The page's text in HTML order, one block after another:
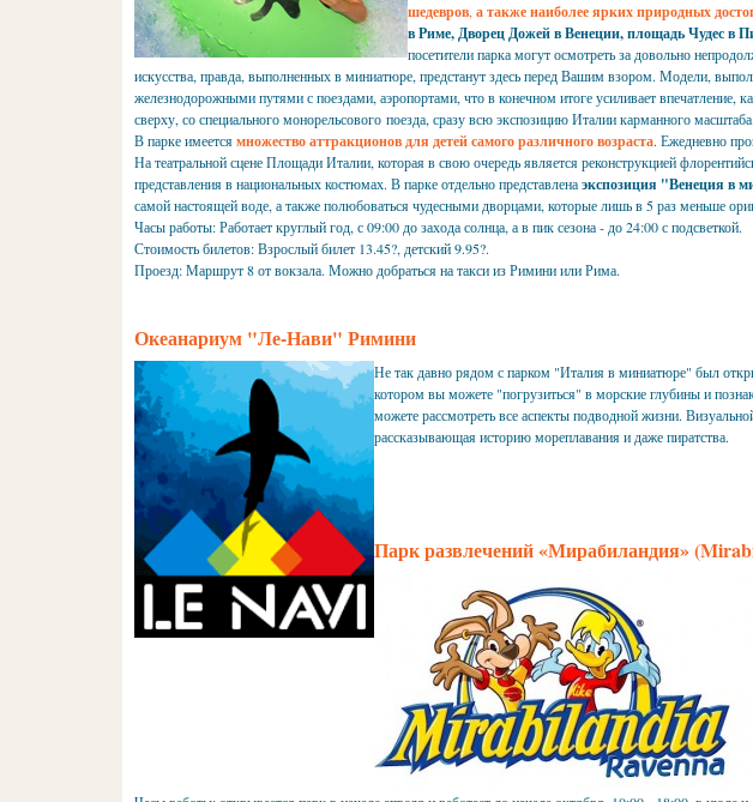
шедевров, а также наиболее ярких природных
в Риме, Дворец Дожей в Венеции, площадь Чудес в
посетители парка могут осмотреть за довольно
искусства, правда, выполненных в миниатюре, предстанут здесь перед Вашим взором. Модели,
железнодорожными путями с поездами, аэропортами, что в конечном итоге усиливает впечатление,
сверху, со специального монорельсового поезда, сразу всю экспозицию Италии карманного масштаба.
В парке имеетсямножество аттракционов для детей самого различного возраста. Ежедневно
На театральной сцене Площади Италии, которая в свою очередь является реконструкцией
представления в национальных костюмах. В парке отдельно представленаэкспозиция "Венеция в
самой настоящей воде, а также полюбоваться чудесными дворцами, которые лишь в 5 раз меньше
Часы работы: Работает круглый год, с 09:00 до захода солнца, а в пик сезона - до 24:00 с подсветкой.
Стоимость билетов: Взрослый билет 13.45?, детский 9.95?.
Проезд: Маршрут 8 от вокзала. Можно добраться на такси из Римини или Рима.
Океанариум "Ле-Нави" Римини
Не так давно рядом с парком "Италия в миниатюре" был
котором вы можете "погрузиться" в морские глубины и
можете рассмотреть все аспекты подводной жизни.
рассказывающая историю мореплавания и даже пиратства.
Парк развлечений «Мирабиландия»